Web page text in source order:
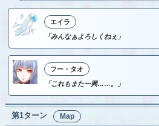
エイラ
「みんなぁよろしくねぇ」
フー・タオ
「これもまた一興……。」
第1ターン Map